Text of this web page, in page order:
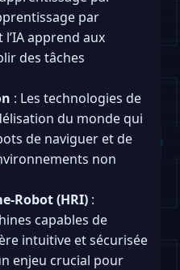
par
apprend aux
des tâches
: Les technologies de
du monde qui
de naviguer et de
non
Robot (HRI) :
capables de
intuitive et sécurisée
enjeu crucial pour